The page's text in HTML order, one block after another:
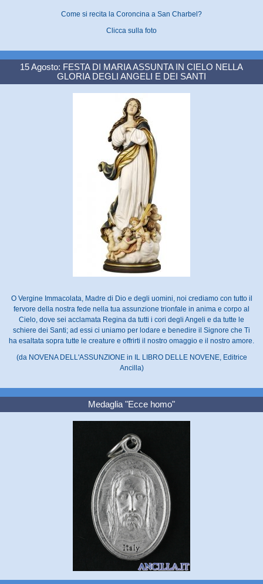
Come si recita la Coroncina a San Charbel?
Clicca sulla foto
15 Agosto: FESTA DI MARIA ASSUNTA IN CIELO NELLA
GLORIA DEGLI ANGELI E DEI SANTI
O Vergine Immacolata, Madre di Dio e degli uomini, noi crediamo con tutto il
fervore della nostra fede nella tua assunzione trionfale in anima e corpo al
Cielo, dove sei acclamata Regina da tutti i cori degli Angeli e da tutte le
schiere dei Santi; ad essi ci uniamo per lodare e benedire il Signore che Ti
ha esaltata sopra tutte le creature e offrirti il nostro omaggio e il nostro amore.
(da NOVENA DELL'ASSUNZIONE in IL LIBRO DELLE NOVENE, Editrice
Ancilla)
Medaglia "Ecce homo"